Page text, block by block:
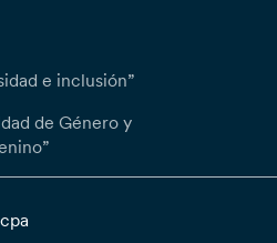
e inclusión”
de Género y